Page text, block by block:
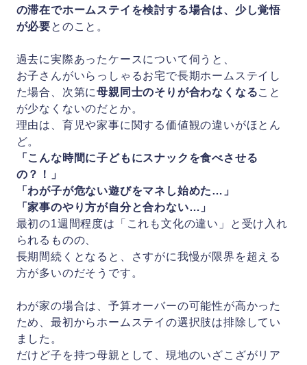
の滞在でホームステイを検討する場合は、少し覚悟
が必要とのこと。
過去に実際あったケースについて伺うと、
お子さんがいらっしゃるお宅で長期ホームステイし
た場合、次第に母親同士のそりが合わなくなること
が少なくないのだとか。
理由は、育児や家事に関する価値観の違いがほとん
ど。
「こんな時間に子どもにスナックを食べさせる
の？！」
「わが子が危ない遊びをマネし始めた…」
「家事のやり方が自分と合わない…」
最初の1週間程度は「これも文化の違い」と受け入れ
られるものの、
長期間続くとなると、さすがに我慢が限界を超える
方が多いのだそうです。
わが家の場合は、予算オーバーの可能性が高かった
ため、最初からホームステイの選択肢は排除してい
ました。
だけど子を持つ母親として、現地のいざこざがリア